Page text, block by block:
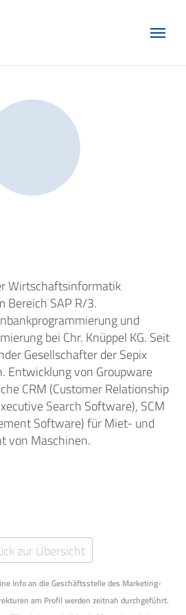
Wirtschaftsinformatik
Bereich SAP R/3.
und
bei Chr. Knüppel KG. Seit
Gesellschafter der Sepix
Entwicklung von Groupware
CRM (Customer Relationship
Search Software), SCM
Software) für Miet- und
von Maschinen.
zur Übersicht
Info an die Geschäftsstelle des Marketing-
am Profil werden zeitnah durchgeführt.